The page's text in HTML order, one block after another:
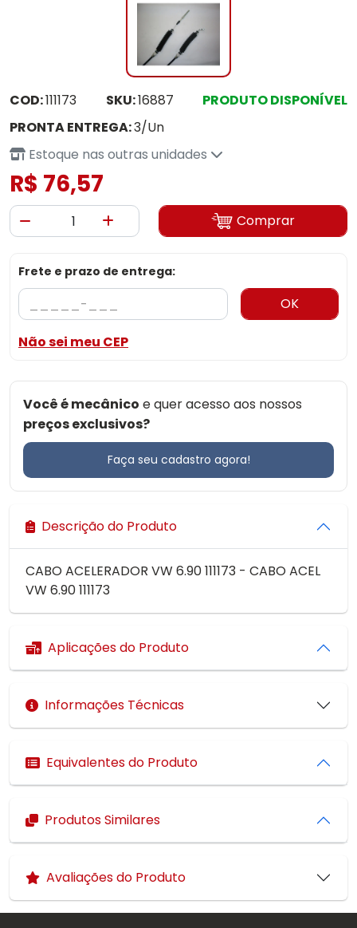
COD:111173 SKU:16887
PRODUTO DISPONÍVEL
PRONTA ENTREGA:3/Un
Estoque nas outras unidades
R$ 76,57
Comprar
Frete e prazo de entrega:
OK
Não sei meu CEP
Você é mecânico e quer acesso aos nossos
preços exclusivos?
Faça seu cadastro agora!
Descrição do Produto
CABO ACELERADOR VW 6.90 111173 - CABO ACEL
VW 6.90 111173
Aplicações do Produto
Informações Técnicas
Equivalentes do Produto
Produtos Similares
Avaliações do Produto